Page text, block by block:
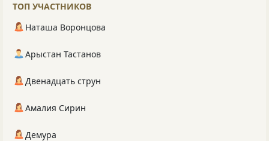
ТОП УЧАСТНИКОВ
Наташа Воронцова
Арыстан Тастанов
Двенадцать струн
Амалия Сирин
Демура